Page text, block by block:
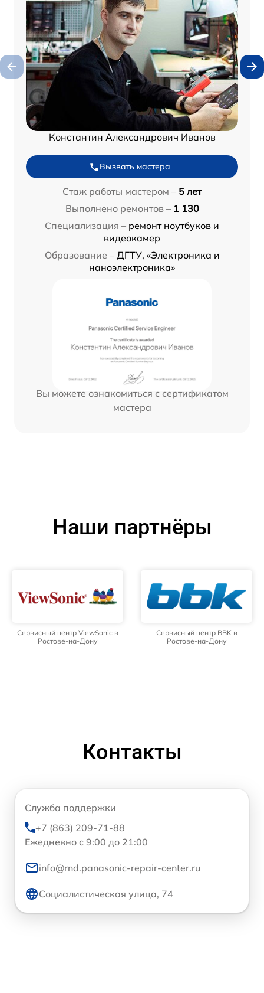
Константин Александрович Иванов
Вызвать мастера
Стаж работы мастером – 5 лет
Выполнено ремонтов – 1 130
Специализация – ремонт ноутбуков и
видеокамер
Образование – ДГТУ, «Электроника и
наноэлектроника»
Вы можете ознакомиться с сертификатом
мастера
Наши партнёры
Сервисный центр ViewSonic в
Ростове-на-Дону
Сервисный центр BBK в
Ростове-на-Дону
Контакты
Служба поддержки
+7 (863) 209-71-88
Ежедневно с 9:00 до 21:00
info@rnd.panasonic-repair-center.ru
Социалистическая улица, 74